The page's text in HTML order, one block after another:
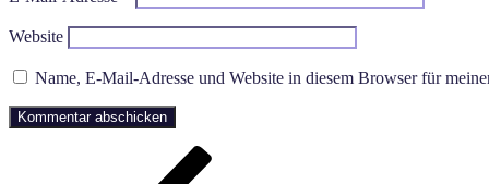
Website
Name, E-Mail-Adresse und Website in diesem Browser für
Beitragsnavigation